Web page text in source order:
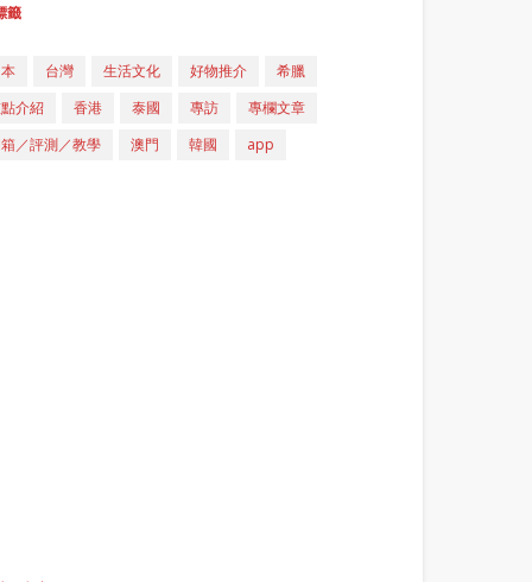
籤
台灣 生活文化 好物推介
希臘
介紹
香港 泰國 專訪
專欄文章
／評測／教學
澳門 韓國 app